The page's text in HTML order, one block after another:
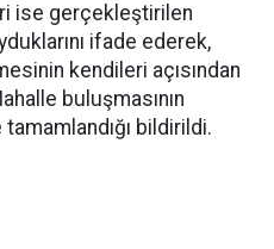
ise gerçekleştirilen
ifade ederek,
kendileri açısından
buluşmasının
tamamlandığı bildirildi.